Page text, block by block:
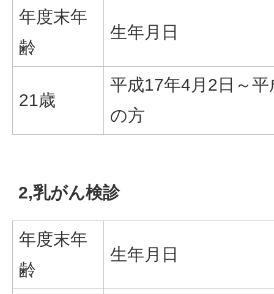
年度末年
齢
生年月日
21歳
平成17年4月2日～
の方
2,乳がん検診
年度末年
齢
生年月日